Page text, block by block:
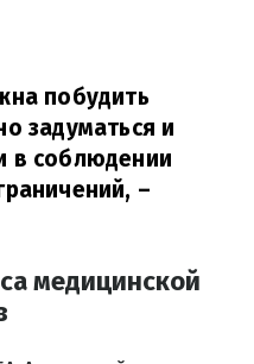
побудить
задуматься и
в соблюдении
–
медицинской